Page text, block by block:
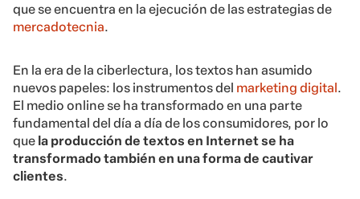
que se encuentra en la ejecución de las estrategias de
mercadotecnia.
En la era de la ciberlectura, los textos han asumido
nuevos papeles: los instrumentos del marketing digital.
El medio online se ha transformado en una parte
fundamental del día a día de los consumidores, por lo
que la producción de textos en Internet se ha
transformado también en una forma de cautivar
clientes.